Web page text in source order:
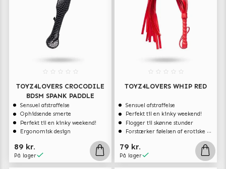
TOYZ4LOVERS CROCODILE
BDSM SPANK PADDLE
Sensuel afstraffelse
Ophidsende smerte
Perfekt til en kinky weekend!
Ergonomisk design
89 kr.
På lager
TOYZ4LOVERS WHIP RED
Sensuel afstraffelse
Perfekt til en kinky weekend!
Flogger til skønne stunder
Forstærker følelsen af ​erotiske kærtegn
79 kr.
På lager